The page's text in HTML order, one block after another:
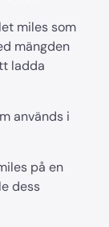
miles som
mängden
ladda
används i
på en
dess